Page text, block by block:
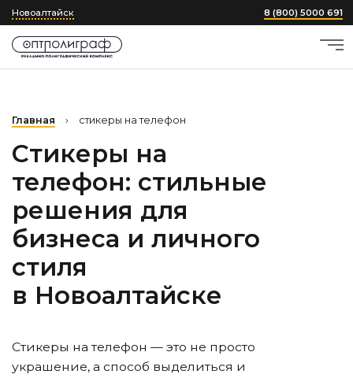
Новоалтайск 8 (800) 5000 691
Главная › стикеры на телефон
Стикеры на
телефон: стильные
решения для
бизнеса и личного
стиля
в Новоалтайске
Стикеры на телефон — это не просто
украшение, а способ выделиться и